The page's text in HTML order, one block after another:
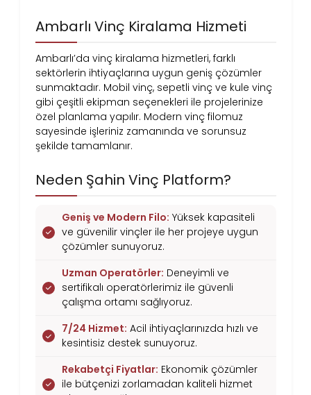
Ambarlı Vinç Kiralama Hizmeti
Ambarlı’da vinç kiralama hizmetleri, farklı
sektörlerin ihtiyaçlarına uygun geniş çözümler
sunmaktadır. Mobil vinç, sepetli vinç ve kule vinç
gibi çeşitli ekipman seçenekleri ile projelerinize
özel planlama yapılır. Modern vinç filomuz
sayesinde işleriniz zamanında ve sorunsuz
şekilde tamamlanır.
Neden Şahin Vinç Platform?
Geniş ve Modern Filo: Yüksek kapasiteli
ve güvenilir vinçler ile her projeye uygun
çözümler sunuyoruz.
Uzman Operatörler: Deneyimli ve
sertifikalı operatörlerimiz ile güvenli
çalışma ortamı sağlıyoruz.
7/24 Hizmet: Acil ihtiyaçlarınızda hızlı ve
kesintisiz destek sunuyoruz.
Rekabetçi Fiyatlar: Ekonomik çözümler
ile bütçenizi zorlamadan kaliteli hizmet